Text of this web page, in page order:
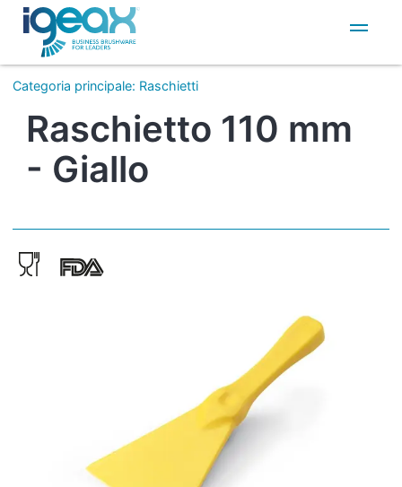
IT
EN
Categoria principale: Raschietti
Raschietto 110 mm
- Giallo